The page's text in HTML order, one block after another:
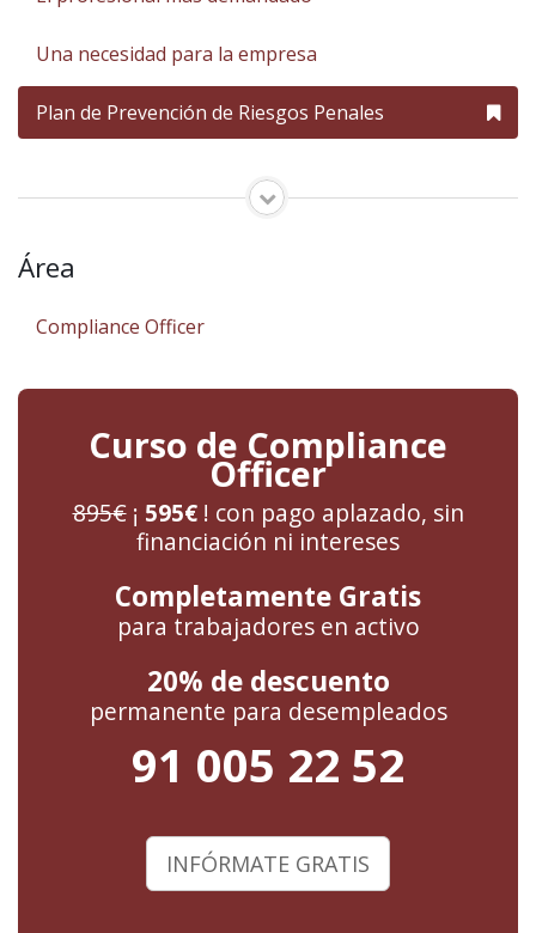
Una necesidad para la empresa
Plan de Prevención de Riesgos Penales
Área
Compliance Officer
Curso de Compliance
Officer
895€¡ 595€! con pago aplazado, sin
financiación ni intereses
Completamente Gratis
para trabajadores en activo
20% de descuento
permanente para desempleados
91 005 22 52
INFÓRMATE GRATIS